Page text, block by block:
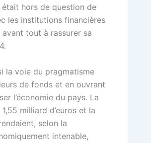
hors de question de
les institutions financières
tout à rassurer sa
la voie du pragmatisme
de fonds et en ouvrant
l’économie du pays. La
milliard d’euros et la
selon la
intenable,